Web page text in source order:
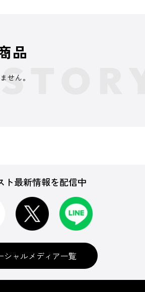
品
せん。
ト最新情報を配信中
シャルメディア一覧